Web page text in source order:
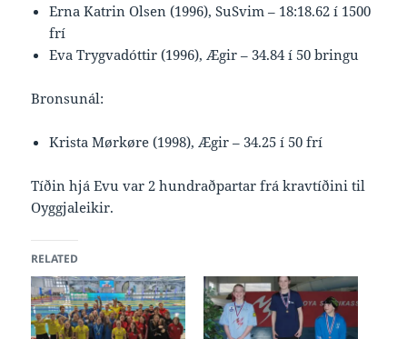
Erna Katrin Olsen (1996), SuSvim – 18:18.62 í 1500
frí
Eva Trygvadóttir (1996), Ægir – 34.84 í 50 bringu
Bronsunál:
Krista Mørkøre (1998), Ægir – 34.25 í 50 frí
Tíðin hjá Evu var 2 hundraðpartar frá kravtíðini til
Oyggjaleikir.
RELATED